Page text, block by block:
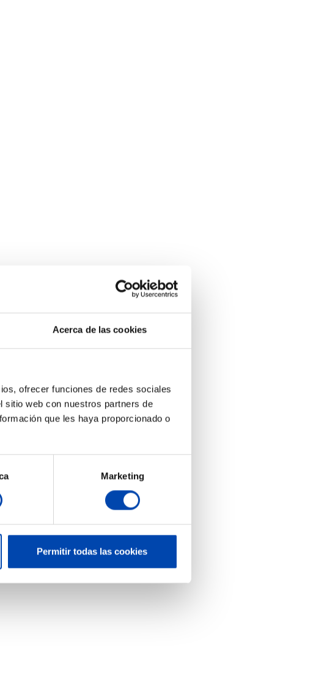
Acerca de las cookies
ofrecer funciones de redes sociales
sitio web con nuestros partners de
que les haya proporcionado o
Marketing
Permitir todas las cookies